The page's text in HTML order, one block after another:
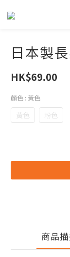
日本製
HK$69.00
顏色 : 黃色
黃色 粉色
商品